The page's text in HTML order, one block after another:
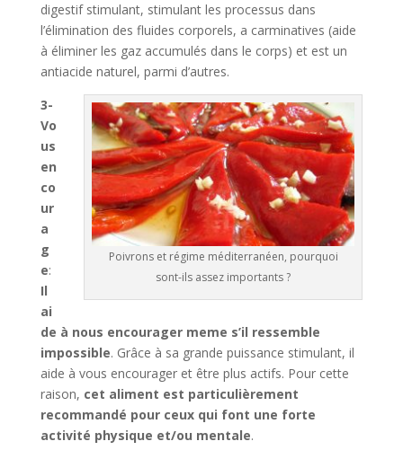
digestif stimulant, stimulant les processus dans
l’élimination des fluides corporels, a carminatives (aide
à éliminer les gaz accumulés dans le corps) et est un
antiacide naturel, parmi d’autres.
Poivrons et régime méditerranéen, pourquoi
sont-ils assez importants ?
3-
Vo
us
en
co
ur
a
g
e:
Il
ai
de à nous encourager meme s’il ressemble
impossible. Grâce à sa grande puissance stimulant, il
aide à vous encourager et être plus actifs. Pour cette
raison, cet aliment est particulièrement
recommandé pour ceux qui font une forte
activité physique et/ou mentale.